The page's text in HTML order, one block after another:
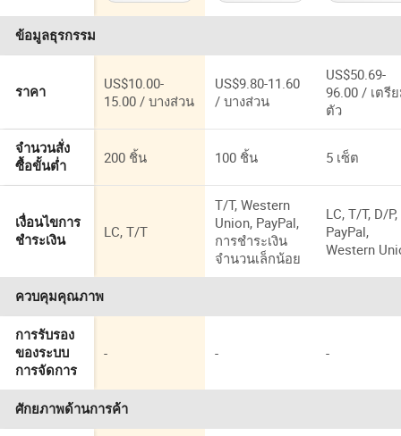
ข้อมูลธุรกรรม
ราคา
US$10.00-
15.00 / บางส่วน
US$9.80-11.60
/ บางส่วน
US$50.69-
96.00 / เตรี
ตัว
จำนวนสั่ง
ซื้อขั้นต่ำ
200 ชิ้น 100 ชิ้น 5 เซ็ต
เงื่อนไขการ
ชำระเงิน
LC, T/T
T/T, Western
Union, PayPal,
การชำระเงิน
จำนวนเล็กน้อย
LC, T/T, D/P,
PayPal,
Western
ควบคุมคุณภาพ
การรับรอง
ของระบบ
การจัดการ
- - -
ศักยภาพด้านการค้า